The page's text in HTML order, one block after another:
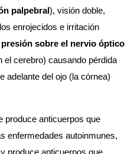
palpebral), visión doble,
enrojecidos e irritación
presión sobre el nervio óptico
el cerebro) causando pérdida
adelante del ojo (la córnea)
produce anticuerpos que
enfermedades autoinmunes,